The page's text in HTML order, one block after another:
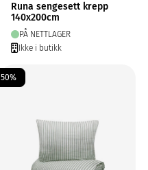
Runa sengesett krepp
140x200cm
PÅ NETTLAGER
Ikke i butikk
50%